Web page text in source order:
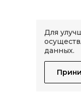
Для
данных.